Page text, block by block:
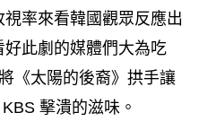
率來看韓國觀眾反應出
此劇的媒體們大為吃
《太陽的後裔》拱手讓
擊潰的滋味。